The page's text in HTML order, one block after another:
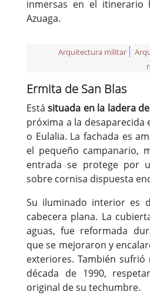
inmersas en el itinerario
Azuaga.
Arquitectura militar
Ermita de San Blas
Estásituada en la ladera
próxima a la desaparecida
o Eulalia. La fachada es
el pequeño campanario,
entrada se protege por
sobre cornisa dispuesta
Su iluminado interior es
cabecera plana. La
aguas, fue reformada
que se mejoraron y
exteriores. También
década de 1990,
original de su techumbre.